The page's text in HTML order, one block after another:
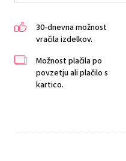
30-dnevna možnost
vračila izdelkov.
Možnost plačila po
povzetju ali plačilo s
kartico.